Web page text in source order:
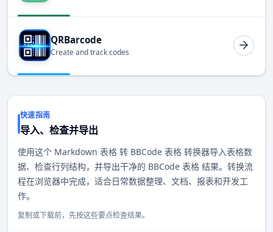
QRBarcode
Create and track codes
快速指南
导入、检查并导出
使用这个 Markdown 表格 转 BBCode 表格 转换器导入表格数
据、检查行列结构，并导出干净的 BBCode 表格 结果。转换流
程在浏览器中完成，适合日常数据整理、文档、报表和开发工
作。
复制或下载前，先按这些要点检查结果。